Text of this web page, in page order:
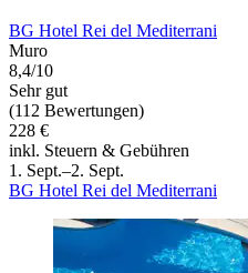
BG Hotel Rei del Mediterrani
Muro
8,4/10
Sehr gut
(112 Bewertungen)
228 €
inkl. Steuern & Gebühren
1. Sept.–2. Sept.
BG Hotel Rei del Mediterrani